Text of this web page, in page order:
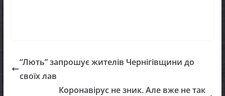
“Лють” запрошує жителів Чернігівщини до
своїх лав
Коронавірус не зник. Але вже не так